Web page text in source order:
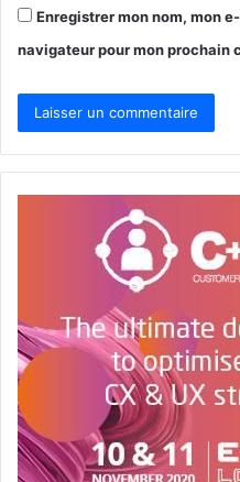
Enregistrer mon nom, mon
navigateur pour mon prochain